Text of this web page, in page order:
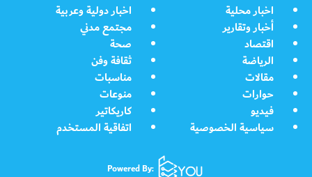
اخبار محلية
اخبار دولية وعربية
أخبار وتقارير
مجتمع مدني
اقتصاد
صحة
الرياضة
ثقافة وفن
مقالات
مناسبات
حوارات
منوعات
فيديو
كاريكاتير
سياسية الخصوصية
اتفاقية المستخدم
Powered By: